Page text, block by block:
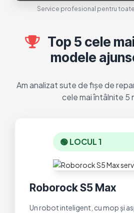
Service profesional pentru
Top 5 cele
modele
Am analizat sute de fișe de
cele mai întâlnite 5
🟢 LOCUL 1
Roborock S5 Max
Un robot inteligent, cu mop și